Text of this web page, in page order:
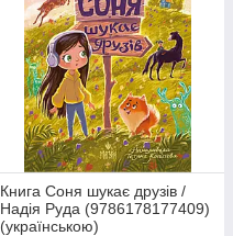
Книга Соня шукає друзів /
Надія Руда (9786178177409)
(українською)